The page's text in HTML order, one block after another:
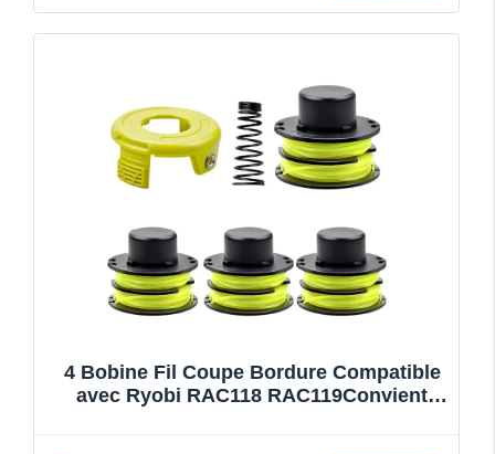
4 Bobine Fil Coupe Bordure Compatible
avec Ryobi RAC118 RAC119Convient